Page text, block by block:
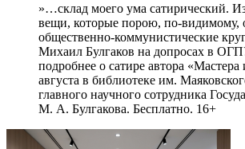
»…склад моего ума сатирический.
вещи, которые порою, по-видимому,
общественно-коммунистические
Михаил Булгаков на допросах в
подробнее о сатире автора
августа в библиотеке им.
главного научного сотрудника
М. А. Булгакова. Бесплатно. 16+